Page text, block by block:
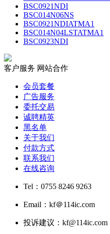
BSC0921NDI
BSC014N06NS
BSC0921NDIATMA1
BSC014N04LSTATMA1
BSC0923NDI
客户服务 网站合作
会员套餐
广告服务
委托交易
诚聘精英
黑名单
关于我们
付款方式
联系我们
在线咨询
Tel：0755 8246 9263
Email：kf＠114ic.com
投诉建议：kf@114ic.com